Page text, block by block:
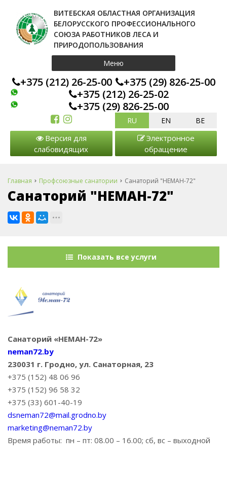
ВИТЕБСКАЯ ОБЛАСТНАЯ ОРГАНИЗАЦИЯ
БЕЛОРУССКОГО ПРОФЕССИОНАЛЬНОГО
СОЮЗА РАБОТНИКОВ ЛЕСА И
ПРИРОДОПОЛЬЗОВАНИЯ
Меню
+375 (212) 26-25-00
+375 (29) 826-25-00
+375 (212) 26-25-02
+375 (29) 826-25-00
RU EN BE
Версия для
слабовидящих
Электронное
обращение
Главная Профсоюзные санатории Санаторий "НЕМАН-72"
Санаторий "НЕМАН-72"
Показать все услуги
Санаторий «НЕМАН-72»
neman72.by
230031 г. Гродно, ул. Санаторная, 23
+375 (152) 48 06 96
+375 (152) 96 58 32
+375 (33) 601-40-19
dsneman72@mail.grodno.by
marketing@neman72.by
Время работы: пн – пт: 08.00 – 16.00; сб, вс – выходной